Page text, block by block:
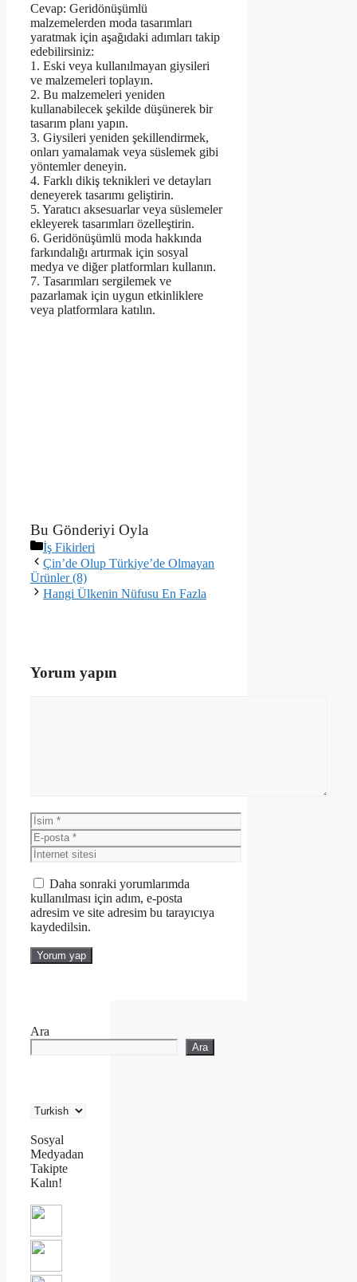
Cevap: Geridönüşümlü
malzemelerden moda tasarımları
yaratmak için aşağıdaki adımları takip
edebilirsiniz:
1. Eski veya kullanılmayan giysileri
ve malzemeleri toplayın.
2. Bu malzemeleri yeniden
kullanabilecek şekilde düşünerek bir
tasarım planı yapın.
3. Giysileri yeniden şekillendirmek,
onları yamalamak veya süslemek gibi
yöntemler deneyin.
4. Farklı dikiş teknikleri ve detayları
deneyerek tasarımı geliştirin.
5. Yaratıcı aksesuarlar veya süslemeler
ekleyerek tasarımları özelleştirin.
6. Geridönüşümlü moda hakkında
farkındalığı artırmak için sosyal
medya ve diğer platformları kullanın.
7. Tasarımları sergilemek ve
pazarlamak için uygun etkinliklere
veya platformlara katılın.
Bu Gönderiyi Oyla
Kategoriler
İş Fikirleri
Çin’de Olup Türkiye’de Olmayan
Ürünler (8)
Hangi Ülkenin Nüfusu En Fazla
Yorum yapın
İsim
E-
posta
İnternet
sitesi
Daha sonraki yorumlarımda
kullanılması için adım, e-posta
adresim ve site adresim bu tarayıcıya
kaydedilsin.
Ara
Ara
Sosyal
Medyadan
Takipte
Kalın!